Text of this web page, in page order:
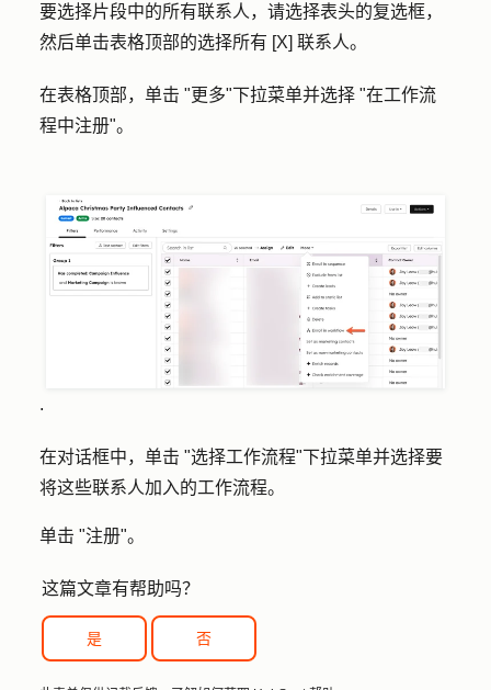
要选择片段中的所有联系人，请选择表头的复选框，
然后单击表格顶部的选择所有 [X] 联系人。
在表格顶部，单击 "更多"下拉菜单并选择 "在工作流
程中注册"。
.
在对话框中，单击 "选择工作流程"下拉菜单并选择要
将这些联系人加入的工作流程。
单击 "注册"。
这篇文章有帮助吗？
是 否